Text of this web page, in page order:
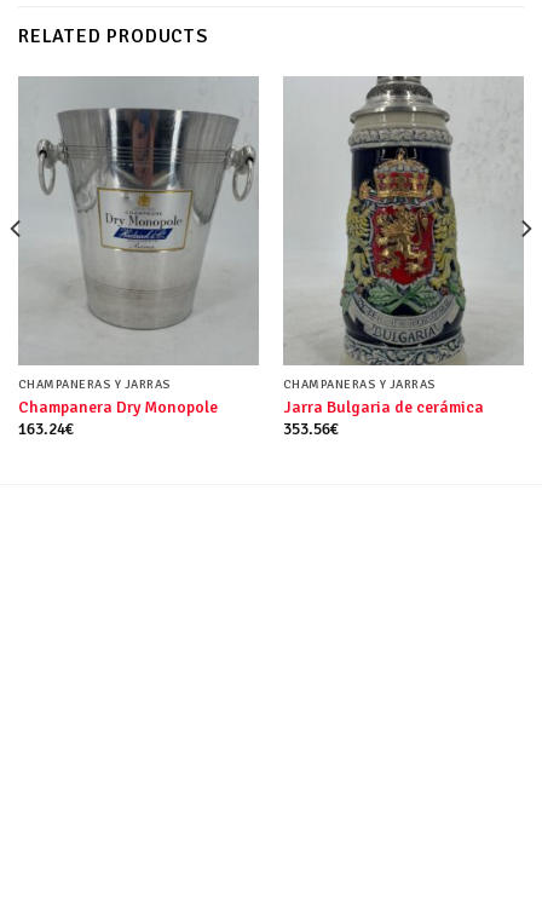
RELATED PRODUCTS
CHAMPANERAS Y JARRAS
Champanera Dry Monopole
163.24€
CHAMPANERAS Y JARRAS
Jarra Bulgaria de cerámica
353.56€